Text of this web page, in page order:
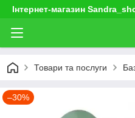
Інтернет-магазин
Товари та послуги
–30%